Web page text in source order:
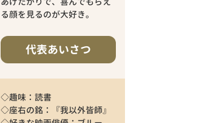
る顔を見るのが大好き。
代表あいさつ
◇趣味：読書
◇座右の銘：『我以外皆師』